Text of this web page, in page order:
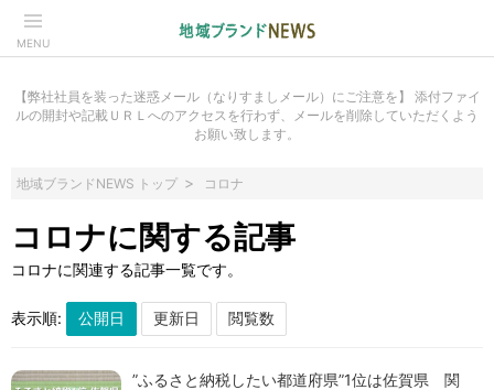
MENU
【弊社社員を装った迷惑メール（なりすましメール）にご注意を】 添付ファイ
ルの開封や記載ＵＲＬへのアクセスを行わず、メールを削除していただくよう
お願い致します。
地域ブランドNEWS トップ コロナ
コロナに関する記事
コロナに関連する記事一覧です。
表示順:
”ふるさと納税したい都道府県”1位は佐賀県 関